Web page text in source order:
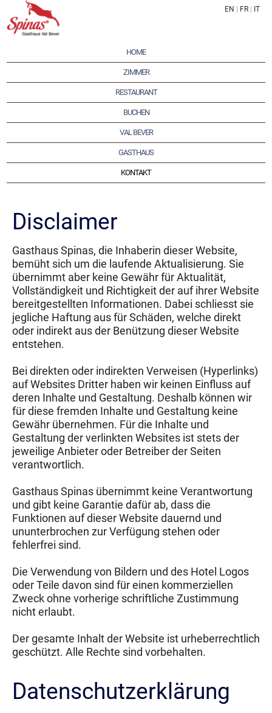
EN FR IT
HOME
ZIMMER
RESTAURANT
BUCHEN
VAL BEVER
GASTHAUS
KONTAKT
Disclaimer
Gasthaus Spinas, die Inhaberin dieser Website,
bemüht sich um die laufende Aktualisierung. Sie
übernimmt aber keine Gewähr für Aktualität,
Vollständigkeit und Richtigkeit der auf ihrer Website
bereitgestellten Informationen. Dabei schliesst sie
jegliche Haftung aus für Schäden, welche direkt
oder indirekt aus der Benützung dieser Website
entstehen.
Bei direkten oder indirekten Verweisen (Hyperlinks)
auf Websites Dritter haben wir keinen Einfluss auf
deren Inhalte und Gestaltung. Deshalb können wir
für diese fremden Inhalte und Gestaltung keine
Gewähr übernehmen. Für die Inhalte und
Gestaltung der verlinkten Websites ist stets der
jeweilige Anbieter oder Betreiber der Seiten
verantwortlich.
Gasthaus Spinas übernimmt keine Verantwortung
und gibt keine Garantie dafür ab, dass die
Funktionen auf dieser Website dauernd und
ununterbrochen zur Verfügung stehen oder
fehlerfrei sind.
Die Verwendung von Bildern und des Hotel Logos
oder Teile davon sind für einen kommerziellen
Zweck ohne vorherige schriftliche Zustimmung
nicht erlaubt.
Der gesamte Inhalt der Website ist urheberrechtlich
geschützt. Alle Rechte sind vorbehalten.
Datenschutzerklärung